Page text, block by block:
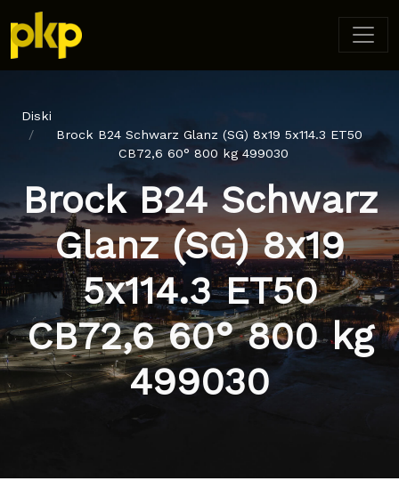
Diski
Brock B24 Schwarz Glanz (SG) 8x19 5x114.3 ET50
CB72,6 60° 800 kg 499030
Brock B24 Schwarz
Glanz (SG) 8x19
5x114.3 ET50
CB72,6 60° 800 kg
499030